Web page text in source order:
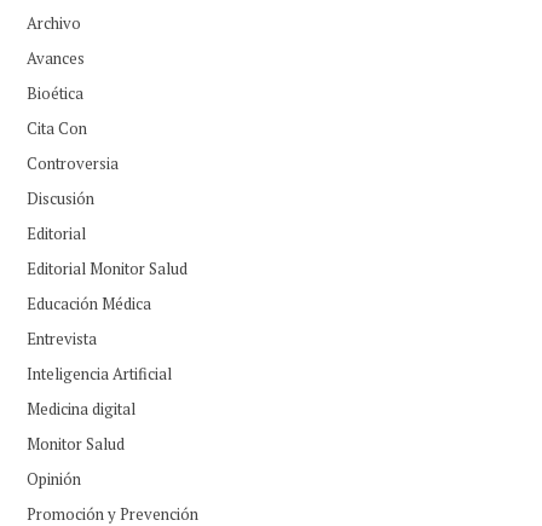
Archivo
Avances
Bioética
Cita Con
Controversia
Discusión
Editorial
Editorial Monitor Salud
Educación Médica
Entrevista
Inteligencia Artificial
Medicina digital
Monitor Salud
Opinión
Promoción y Prevención